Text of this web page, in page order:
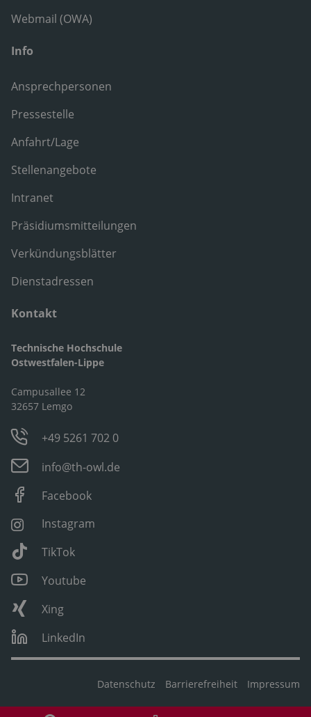
Webmail (OWA)
Info
Ansprechpersonen
Pressestelle
Anfahrt/Lage
Stellenangebote
Intranet
Präsidiumsmitteilungen
Verkündungsblätter
Dienstadressen
Kontakt
Technische Hochschule
Ostwestfalen-Lippe
Campusallee 12
32657 Lemgo
+49 5261 702 0
info@th-owl.de
Facebook
Instagram
TikTok
Youtube
Xing
LinkedIn
Datenschutz Barrierefreiheit Impressum